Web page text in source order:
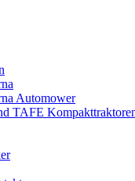
Automower
TAFE